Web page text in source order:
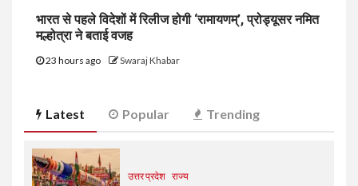
भारत से पहले विदेशों में रिलीज होगी ‘रामायणम्’, प्रोड्यूसर नमित
मल्होत्रा ने बताई वजह
23 hours ago Swaraj Khabar
Latest Popular Trending
उत्तर प्रदेश राज्य